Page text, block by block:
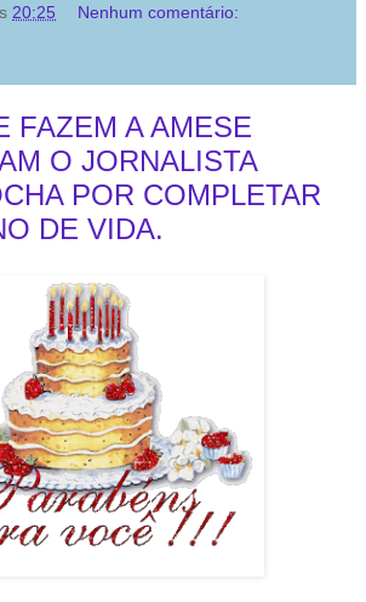
20:25 Nenhum comentário:
FAZEM A AMESE
O JORNALISTA
POR COMPLETAR
DE VIDA.